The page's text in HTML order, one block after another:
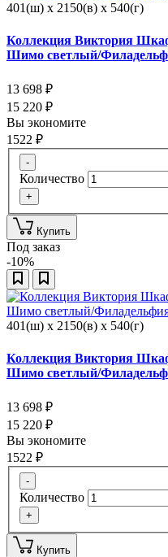
401(ш) x 2150(в) x 540(г)
Коллекция Виктория
Шимо светлый/
13 698 ₽
15 220 ₽
Вы экономите
1522 ₽
-
Количество
+
Купить
Под заказ
-10%
401(ш) x 2150(в) x 540(г)
Коллекция Виктория
Шимо светлый/
13 698 ₽
15 220 ₽
Вы экономите
1522 ₽
-
Количество
+
Купить